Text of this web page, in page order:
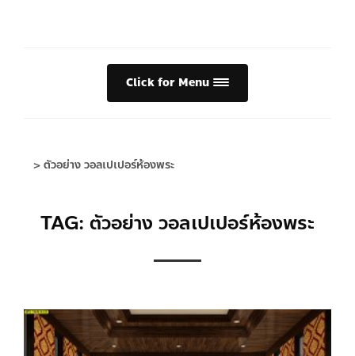
Click for Menu
>ตัวอย่าง วอลเปเปอร์ห้องพระ
TAG: ตัวอย่าง วอลเปเปอร์ห้องพระ